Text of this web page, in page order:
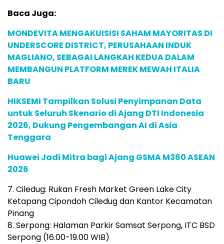
Baca Juga:
MONDEVITA MENGAKUISISI SAHAM MAYORITAS DI
UNDERSCORE DISTRICT, PERUSAHAAN INDUK
MAGLIANO, SEBAGAI LANGKAH KEDUA DALAM
MEMBANGUN PLATFORM MEREK MEWAH ITALIA
BARU
HIKSEMI Tampilkan Solusi Penyimpanan Data
untuk Seluruh Skenario di Ajang DTI Indonesia
2026, Dukung Pengembangan AI di Asia
Tenggara
Huawei Jadi Mitra bagi Ajang GSMA M360 ASEAN
2026
7. Ciledug: Rukan Fresh Market Green Lake City
Ketapang Cipondoh Ciledug dan Kantor Kecamatan
Pinang
8. Serpong: Halaman Parkir Samsat Serpong, ITC BSD
Serpong (16.00-19.00 WIB)